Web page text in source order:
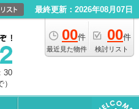
最終更新：2026年08月07日
00件
最近見た物件
00件
検討リスト
30